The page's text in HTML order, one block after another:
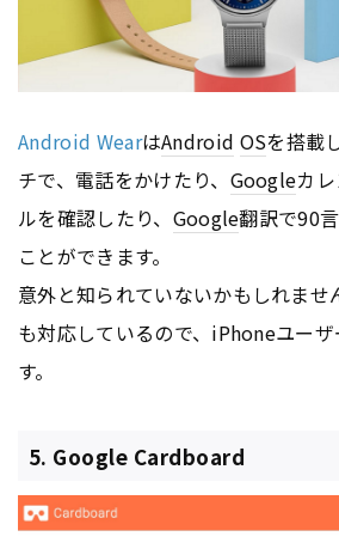
Android WearはAndroid OSを搭載
チで、電話をかけたり、 Googleカ
ルを確認したり、 Google翻訳で90
ことができます。
意外と知られていないかもしれませ
も対応しているので、iPhoneユー
す。
5. Google Cardboard